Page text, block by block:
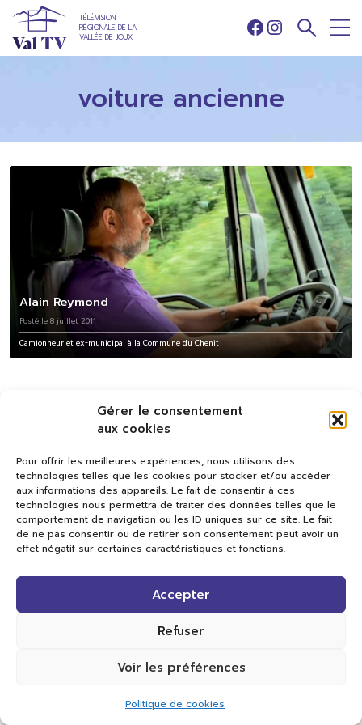
Gérer le consentement
aux cookies
Pour offrir les meilleures expériences, nous utilisons des
technologies telles que les cookies pour stocker et/ou accéder
aux informations des appareils. Le fait de consentir à ces
technologies nous permettra de traiter des données telles que le
comportement de navigation ou les ID uniques sur ce site. Le fait
de ne pas consentir ou de retirer son consentement peut avoir un
effet négatif sur certaines caractéristiques et fonctions.
Accepter
Refuser
Voir les préférences
Politique de cookies
TÉLÉVISION
RÉGIONALE DE LA
VALLÉE DE JOUX
Facebook
Instagram
voiture ancienne
Alain Reymond
Posté le 8 juillet 2011
Camionneur et ex-municipal à la Commune du Chenit
Val TV
Centre de Compétences Médias
Rue du Pont-Neuf 24
Tous droits réservés.
Réalisation Cavin-Baudat Digital Lab